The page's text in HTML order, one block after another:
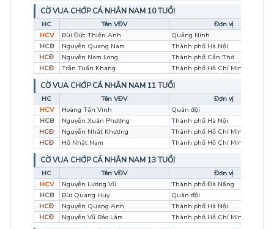
CỜ VUA CHỚP CÁ NHÂN NAM 10 TUỔI
HC Tên VĐV
Đơn vị
HCV
Bùi Đức Thiện Anh
Quảng Ninh
HCB
Nguyễn Quang Nam
Thành phố Hà Nội
HCĐ
Nguyễn Nam Long
Thành phố Cần Thơ
HCĐ
Trần Tuấn Khang Thành phố Hồ Chí Minh
CỜ VUA CHỚP CÁ NHÂN NAM 11 TUỔI
HC Tên VĐV
Đơn vị
HCV
Hoàng Tấn Vinh
Quân đội
HCB
Nguyễn Xuân Phương
Thành phố Hà Nội
HCĐ
Nguyễn Nhất Khương
Thành phố Hồ Chí Minh
HCĐ
Hồ Nhật Nam Thành phố Hồ Chí Minh
CỜ VUA CHỚP CÁ NHÂN NAM 13 TUỔI
HC Tên VĐV
Đơn vị
HCV
Nguyễn Lương Vũ
Thành phố Đà Nẵng
HCB
Bùi Quang Huy
Quân đội
HCĐ
Nguyễn Quang Anh
Thành phố Hà Nội
HCĐ
Nguyễn Vũ Bảo Lâm Thành phố Hồ Chí Minh